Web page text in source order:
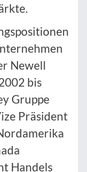
Newell
bis
Gruppe
Präsident
Handels